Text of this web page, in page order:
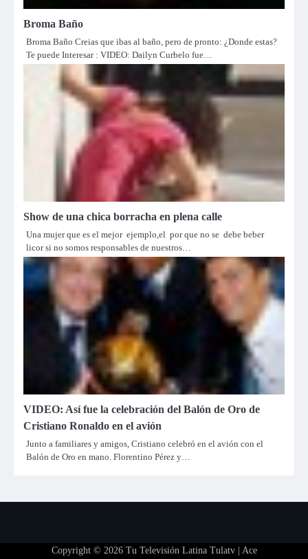
Broma Baño
Broma Baño Creias que ibas al baño, pero de pronto: ¿Donde estas?
Te puede Interesar : VIDEO: Dailyn Curbelo fue…
Show de una chica borracha en plena calle
Una mujer que es el mejor ejemplo,el por que no se debe beber
licor si no somos responsables de nuestros…
VIDEO: Así fue la celebración del Balón de Oro de
Cristiano Ronaldo en el avión
Junto a familiares y amigos, Cristiano celebró en el avión con el
Balón de Oro en mano. Florentino Pérez y…
Copyright © 2026 Tu Televisión Latina Tulatv| Ace